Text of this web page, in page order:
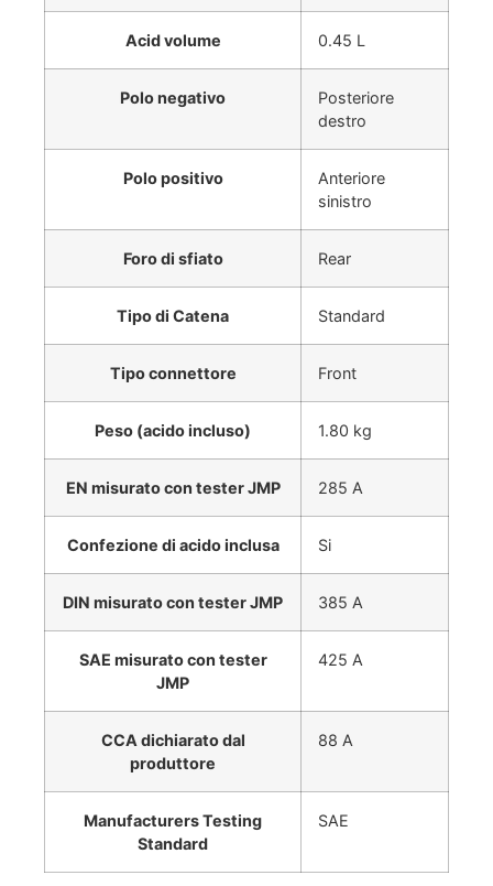
Acid volume 0.45 L
Polo negativo
Posteriore
destro
Polo positivo
Anteriore
sinistro
Foro di sfiato Rear
Tipo di Catena Standard
Tipo connettore Front
Peso (acido incluso) 1.80 kg
EN misurato con tester JMP 285 A
Confezione di acido inclusa Si
DIN misurato con tester JMP 385 A
SAE misurato con tester
JMP
425 A
CCA dichiarato dal
produttore
88 A
Manufacturers Testing
Standard
SAE